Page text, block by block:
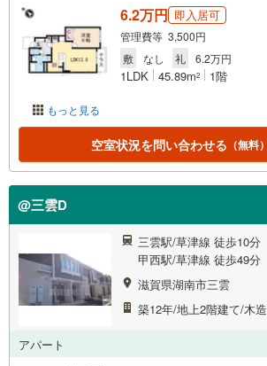
もっと見る
6.2万円 即入居可
管理費等 3,500円
敷
なし 礼 6.2万円
1LDK 45.89m2 1階
空室状況を問い合わせる （無料）
@三雲D
三雲駅/草津線 徒歩10分
甲西駅/草津線 徒歩49分
滋賀県湖南市三雲
築12年/地上2階建て/木造
アパート